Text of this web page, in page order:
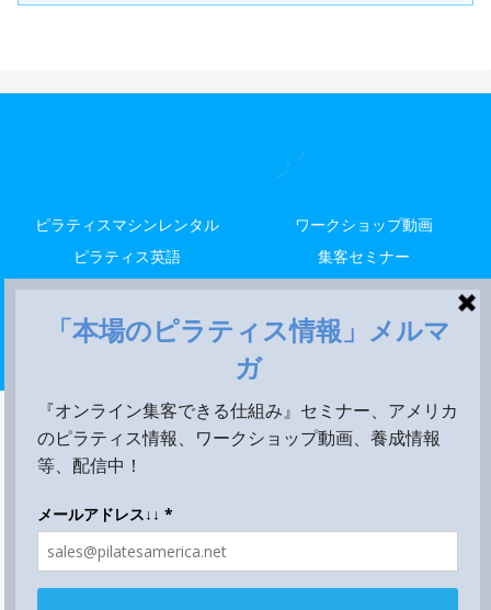
ピラティスマシンレンタル
ワークショップ動画
ピラティス英語
集客セミナー
解剖留学
レッスン
米国養成
Copyright © 2014-2026 LALA STYLE, LLC All Rights Reserved.